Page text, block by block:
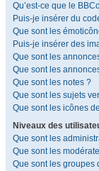
Qu’est-ce que le
Puis-je insérer du
Que sont les
Puis-je insérer des
Que sont les
Que sont les
Que sont les notes ?
Que sont les sujets
Que sont les icônes
Niveaux des
Que sont les
Que sont les
Que sont les groupes